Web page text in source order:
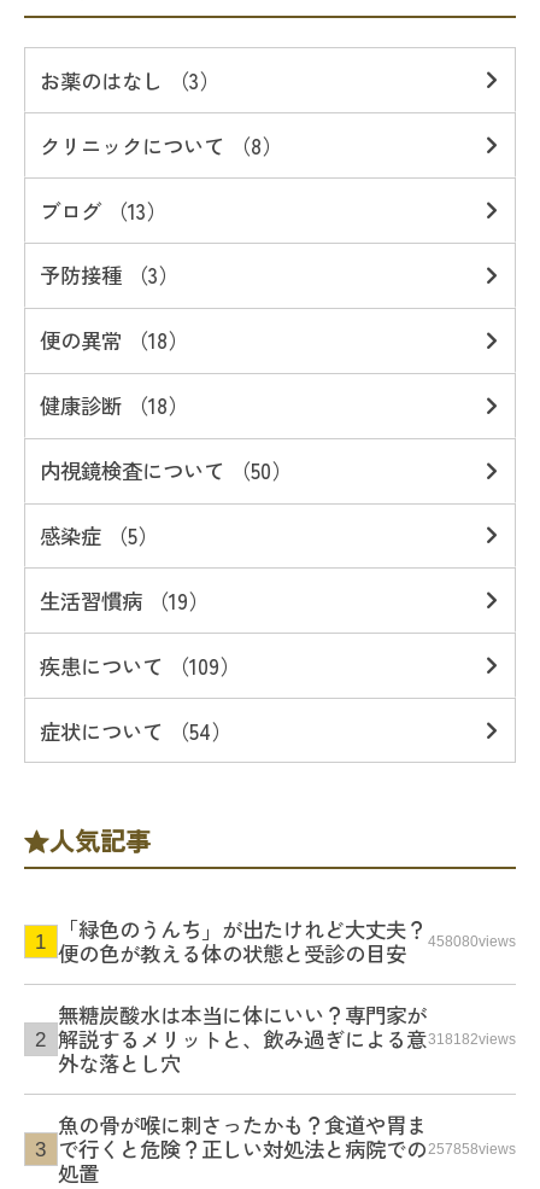
お薬のはなし （3）
クリニックについて （8）
ブログ （13）
予防接種 （3）
便の異常 （18）
健康診断 （18）
内視鏡検査について （50）
感染症 （5）
生活習慣病 （19）
疾患について （109）
症状について （54）
人気記事
「緑色のうんち」が出たけれど大丈夫？
便の色が教える体の状態と受診の目安
458080views
無糖炭酸水は本当に体にいい？専門家が
解説するメリットと、飲み過ぎによる意
外な落とし穴
318182views
魚の骨が喉に刺さったかも？食道や胃ま
で行くと危険？正しい対処法と病院での
処置
257858views